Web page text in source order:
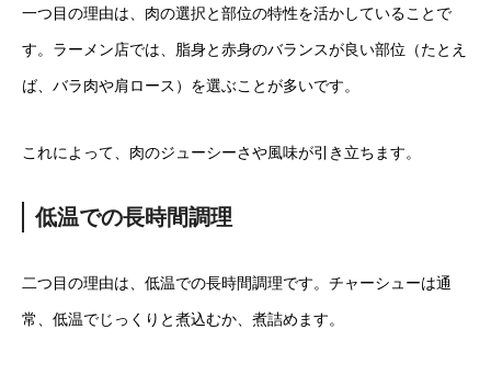
一つ目の理由は、肉の選択と部位の特性を活かしていることで
す。ラーメン店では、脂身と赤身のバランスが良い部位（たとえ
ば、バラ肉や肩ロース）を選ぶことが多いです。
これによって、肉のジューシーさや風味が引き立ちます。
低温での長時間調理
二つ目の理由は、低温での長時間調理です。チャーシューは通
常、低温でじっくりと煮込むか、煮詰めます。